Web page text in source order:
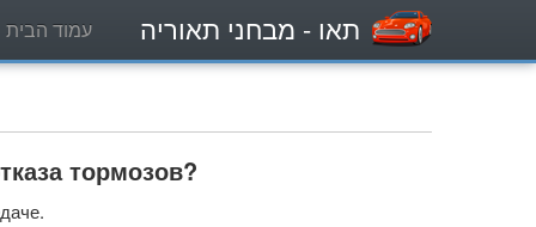
תאו - מבחני תאוריה עמוד הבית
тормозов?